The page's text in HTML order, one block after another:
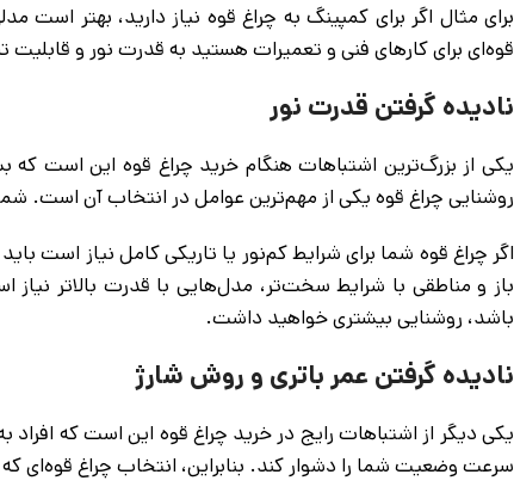
برای مثال اگر برای کمپینگ به چراغ قوه نیاز دارید، بهتر است
قوه‌ای برای کارهای فنی و تعمیرات هستید به قدرت نور و قابلیت
نادیده گرفتن قدرت نور
یکی از بزرگ‌ترین اشتباهات هنگام خرید چراغ قوه این است که
روشنایی چراغ قوه یکی از مهم‌ترین عوامل در انتخاب آن است.
باز و مناطقی با شرایط سخت‌تر، مدل‌هایی با قدرت بالاتر
باشد، روشنایی بیشتری خواهید داشت.
نادیده گرفتن عمر باتری و روش شارژ
یکی دیگر از اشتباهات رایج در خرید چراغ قوه این است که
سرعت وضعیت شما را دشوار کند. بنابراین، انتخاب چراغ قوه‌ای